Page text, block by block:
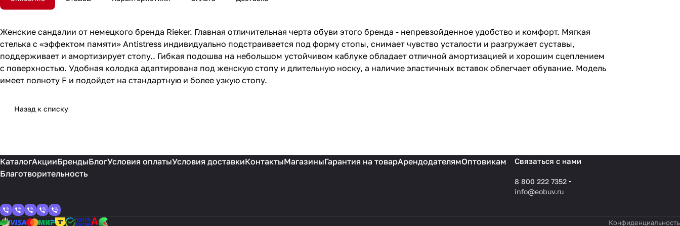
Женские сандалии от немецкого бренда Rieker. Главная отличительная черта обуви этого бренда - непревзойденное удобство и комфорт. Мягкая
стелька с «эффектом памяти» Antistress индивидуально подстраивается под форму стопы, снимает чувство усталости и разгружает суставы,
поддерживает и амортизирует стопу.. Гибкая подошва на небольшом устойчивом каблуке обладает отличной амортизацией и хорошим сцеплением
с поверхностью. Удобная колодка адаптирована под женскую стопу и длительную носку, а наличие эластичных вставок облегчает обувание. Модель
имеет полноту F и подойдет на стандартную и более узкую стопу.
Назад к списку
КаталогАкцииБрендыБлогУсловия оплатыУсловия доставкиКонтактыМагазиныГарантия на товарАрендодателямОптовикам
Благотворительность
Связаться с нами
8 800 222 7352
info@eobuv.ru
Конфиденциальность